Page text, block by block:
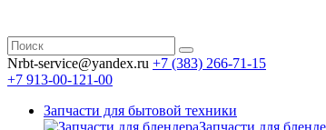
Nrbt-service@yandex.ru +7 (383) 266-71-15
+7 913-00-121-00
Запчасти для бытовой техники